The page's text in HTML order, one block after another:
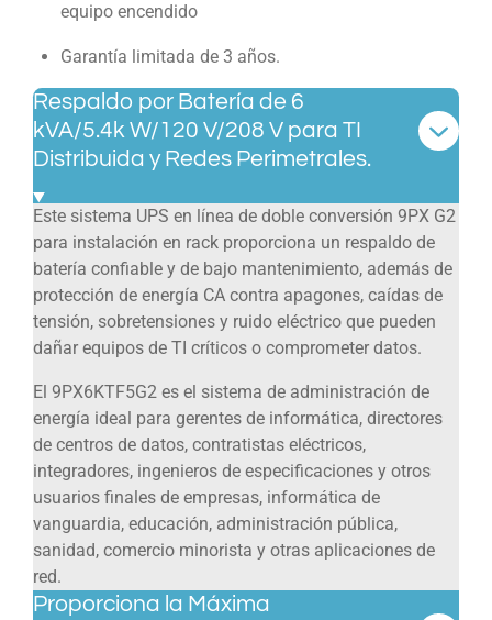
equipo encendido
Garantía limitada de 3 años.
Respaldo por Batería de 6
kVA/5.4k W/120 V/208 V para TI
Distribuida y Redes Perimetrales.
Este sistema UPS en línea de doble conversión 9PX G2
para instalación en rack proporciona un respaldo de
batería confiable y de bajo mantenimiento, además de
protección de energía CA contra apagones, caídas de
tensión, sobretensiones y ruido eléctrico que pueden
dañar equipos de TI críticos o comprometer datos.
El 9PX6KTF5G2 es el sistema de administración de
energía ideal para gerentes de informática, directores
de centros de datos, contratistas eléctricos,
integradores, ingenieros de especificaciones y otros
usuarios finales de empresas, informática de
vanguardia, educación, administración pública,
sanidad, comercio minorista y otras aplicaciones de
red.
Proporciona la Máxima